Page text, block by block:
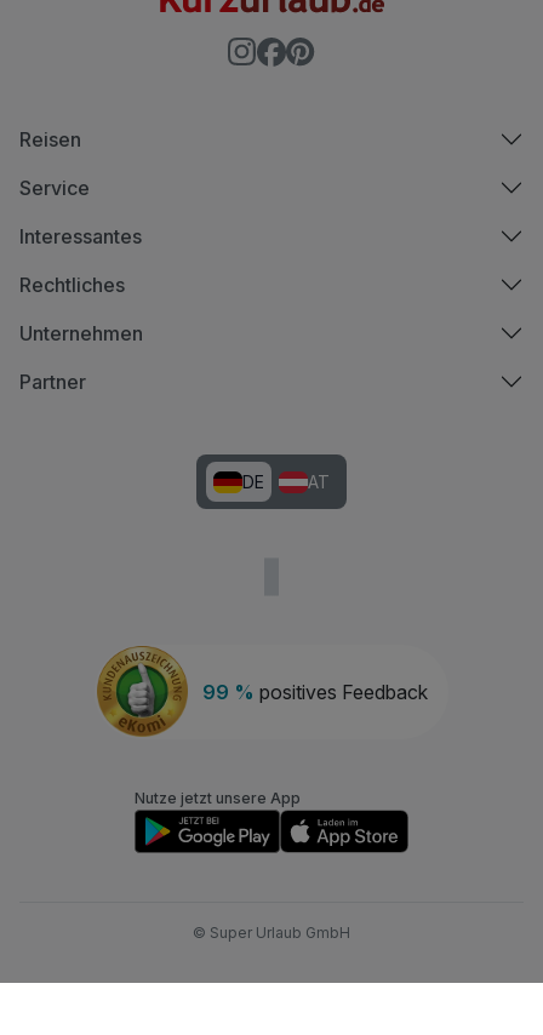
99 % positives Feedback
Reisen
Service
Interessantes
Rechtliches
Unternehmen
Partner
DE AT
Nutze jetzt unsere App
© Super Urlaub GmbH